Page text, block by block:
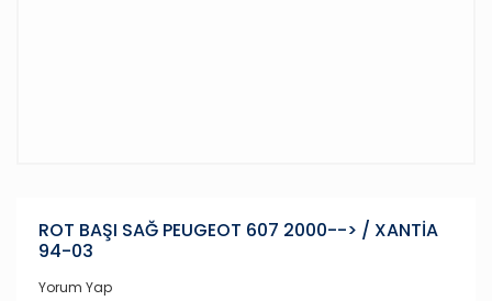
ROT BAŞI SAĞ PEUGEOT 607 2000--> / XANTİA
94-03
Yorum Yap